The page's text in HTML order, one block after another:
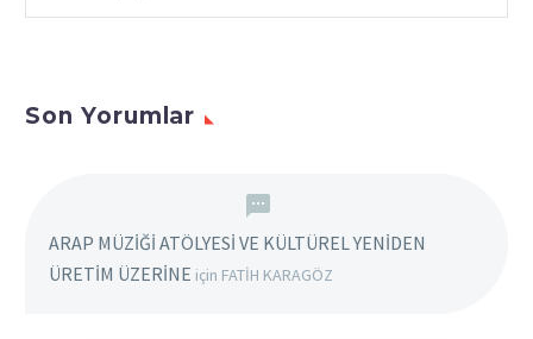
Son Yorumlar
ARAP MÜZİĞİ ATÖLYESİ VE KÜLTÜREL YENİDEN
ÜRETİM ÜZERİNE için FATİH KARAGÖZ